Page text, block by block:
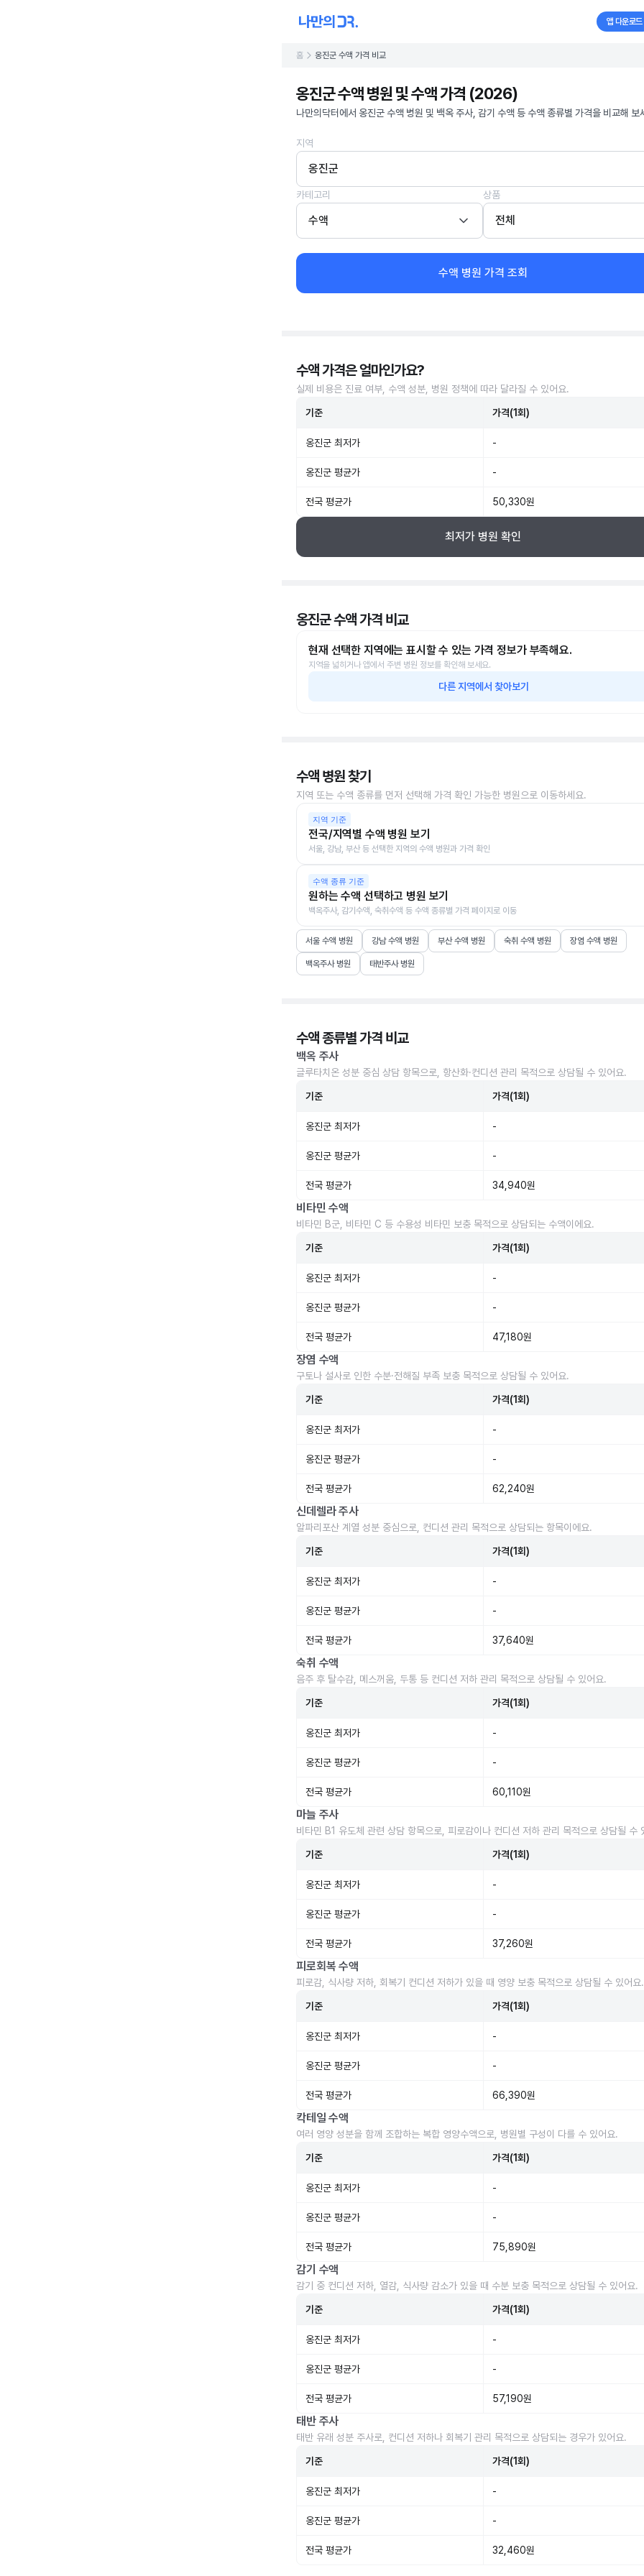
앱 다운로드
홈 옹진군 수액 가격 비교
옹진군 수액 병원 및 수액 가격 (2026)
나만의닥터에서 옹진군 수액 병원 및 백옥 주사, 감기 수액 등 수액 종류별 가격을 비교해 보
지역
옹진군
카테고리
수액
상품
전체
수액 병원 가격 조회
수액 가격은 얼마인가요?
실제 비용은 진료 여부, 수액 성분, 병원 정책에 따라 달라질 수 있어요.
기준 가격(1회)
옹진군 최저가 -
옹진군 평균가 -
전국 평균가 50,330원
최저가 병원 확인
옹진군 수액 가격 비교
현재 선택한 지역에는 표시할 수 있는 가격 정보가 부족해요.
지역을 넓히거나 앱에서 주변 병원 정보를 확인해 보세요.
다른 지역에서 찾아보기
수액 병원 찾기
지역 또는 수액 종류를 먼저 선택해 가격 확인 가능한 병원으로 이동하세요.
지역 기준
전국/지역별 수액 병원 보기
서울, 강남, 부산 등 선택한 지역의 수액 병원과 가격 확인
수액 종류 기준
원하는 수액 선택하고 병원 보기
백옥주사, 감기수액, 숙취수액 등 수액 종류별 가격 페이지로 이동
서울 수액 병원 강남 수액 병원 부산 수액 병원 숙취 수액 병원 장염 수액 병원
백옥주사 병원 태반주사 병원
수액 종류별 가격 비교
백옥 주사
글루타치온 성분 중심 상담 항목으로, 항산화·컨디션 관리 목적으로 상담될 수 있어요.
기준 가격(1회)
옹진군 최저가 -
옹진군 평균가 -
전국 평균가 34,940원
비타민 수액
비타민 B군, 비타민 C 등 수용성 비타민 보충 목적으로 상담되는 수액이에요.
기준 가격(1회)
옹진군 최저가 -
옹진군 평균가 -
전국 평균가 47,180원
장염 수액
구토나 설사로 인한 수분·전해질 부족 보충 목적으로 상담될 수 있어요.
기준 가격(1회)
옹진군 최저가 -
옹진군 평균가 -
전국 평균가 62,240원
신데렐라 주사
알파리포산 계열 성분 중심으로, 컨디션 관리 목적으로 상담되는 항목이에요.
기준 가격(1회)
옹진군 최저가 -
옹진군 평균가 -
전국 평균가 37,640원
숙취 수액
음주 후 탈수감, 메스꺼움, 두통 등 컨디션 저하 관리 목적으로 상담될 수 있어요.
기준 가격(1회)
옹진군 최저가 -
옹진군 평균가 -
전국 평균가 60,110원
마늘 주사
비타민 B1 유도체 관련 상담 항목으로, 피로감이나 컨디션 저하 관리 목적으로 상담될 수
기준 가격(1회)
옹진군 최저가 -
옹진군 평균가 -
전국 평균가 37,260원
피로회복 수액
피로감, 식사량 저하, 회복기 컨디션 저하가 있을 때 영양 보충 목적으로 상담될 수 있어요.
기준 가격(1회)
옹진군 최저가 -
옹진군 평균가 -
전국 평균가 66,390원
칵테일 수액
여러 영양 성분을 함께 조합하는 복합 영양수액으로, 병원별 구성이 다를 수 있어요.
기준 가격(1회)
옹진군 최저가 -
옹진군 평균가 -
전국 평균가 75,890원
감기 수액
감기 중 컨디션 저하, 열감, 식사량 감소가 있을 때 수분 보충 목적으로 상담될 수 있어요.
기준 가격(1회)
옹진군 최저가 -
옹진군 평균가 -
전국 평균가 57,190원
태반 주사
태반 유래 성분 주사로, 컨디션 저하나 회복기 관리 목적으로 상담되는 경우가 있어요.
기준 가격(1회)
옹진군 최저가 -
옹진군 평균가 -
전국 평균가 32,460원